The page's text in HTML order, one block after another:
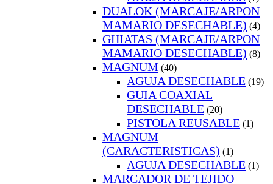
DUALOK (MARCAJE/ARPON
MAMARIO DESECHABLE) (4)
GHIATAS (MARCAJE/ARPON
MAMARIO DESECHABLE) (8)
MAGNUM (40)
AGUJA DESECHABLE (19)
GUIA COAXIAL
DESECHABLE (20)
PISTOLA REUSABLE (1)
MAGNUM
(CARACTERISTICAS) (1)
AGUJA DESECHABLE (1)
MARCADOR DE TEJIDO